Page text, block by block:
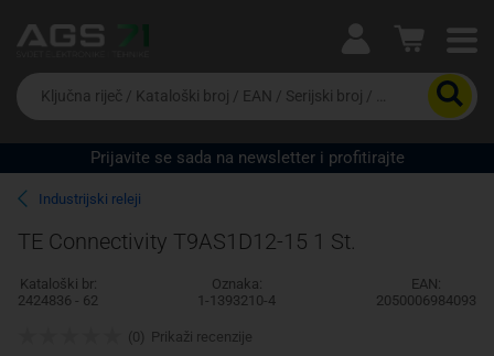
Ova postavka prilagođava asortiman proizvoda i
cijene vašim potrebama.
Da
biste
potražili
proizvod,
unesite
ključnu
riječ,
kataloški
broj,
EAN
ili
Prijavite se sada na newsletter i profitirajte
Industrijski releji
TE Connectivity T9AS1D12-15 1 St.
Kataloški br:
2424836 - 62
Oznaka:
1-1393210-4
EAN:
2050006984093
(0) Prikaži recenzije